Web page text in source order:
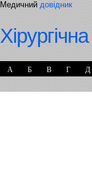
Медичний довідник
А Б В Г Д